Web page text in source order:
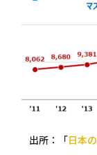
出所：「日本